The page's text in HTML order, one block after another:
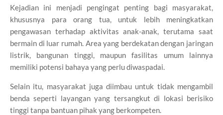
Kejadian ini menjadi pengingat penting bagi masyarakat,
khususnya para orang tua, untuk lebih meningkatkan
pengawasan terhadap aktivitas anak-anak, terutama saat
bermain di luar rumah. Area yang berdekatan dengan jaringan
listrik, bangunan tinggi, maupun fasilitas umum lainnya
memiliki potensi bahaya yang perlu diwaspadai.
Selain itu, masyarakat juga diimbau untuk tidak mengambil
benda seperti layangan yang tersangkut di lokasi berisiko
tinggi tanpa bantuan pihak yang berkompeten.